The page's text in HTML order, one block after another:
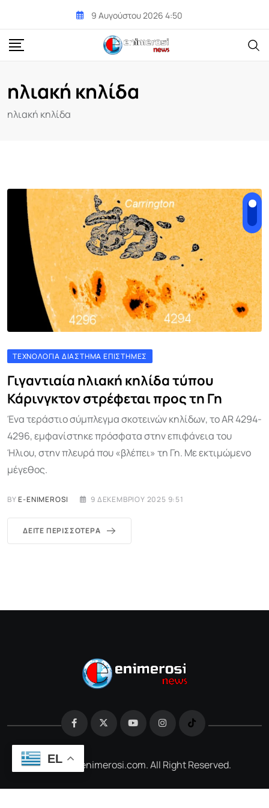
content
9 Αυγούστου 2026 4:50
ηλιακή κηλίδα
ηλιακή κηλίδα
ΤΕΧΝΟΛΟΓΊΑ ΔΙΆΣΤΗΜΑ ΕΠΙΣΤΉΜΕΣ
Γιγαντιαία ηλιακή κηλίδα τύπου
Κάρινγκτον στρέφεται προς τη Γη
Ένα τεράστιο σύμπλεγμα σκοτεινών κηλίδων, το AR 4294-
4296, εμφανίστηκε πρόσφατα στην επιφάνεια του
Ήλιου, στην πλευρά που «βλέπει» τη Γη. Με εκτιμώμενο
μέγεθος.
BYE-ENIMEROSI 9 ΔΕΚΕΜΒΡΊΟΥ 2025 9:51
ΔΕΊΤΕ ΠΕΡΙΣΣΌΤΕΡΑ
@2026 e-enimerosi.com. All Right Reserved.
EL